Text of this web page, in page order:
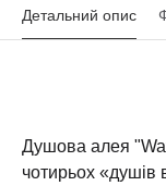
Детальний опис
Душова алея
чотирьох «душів